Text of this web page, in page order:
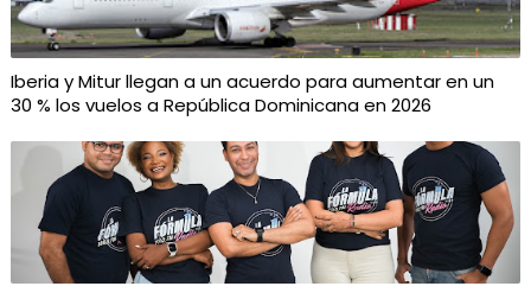
Iberia y Mitur llegan a un acuerdo para aumentar en un
30 % los vuelos a República Dominicana en 2026